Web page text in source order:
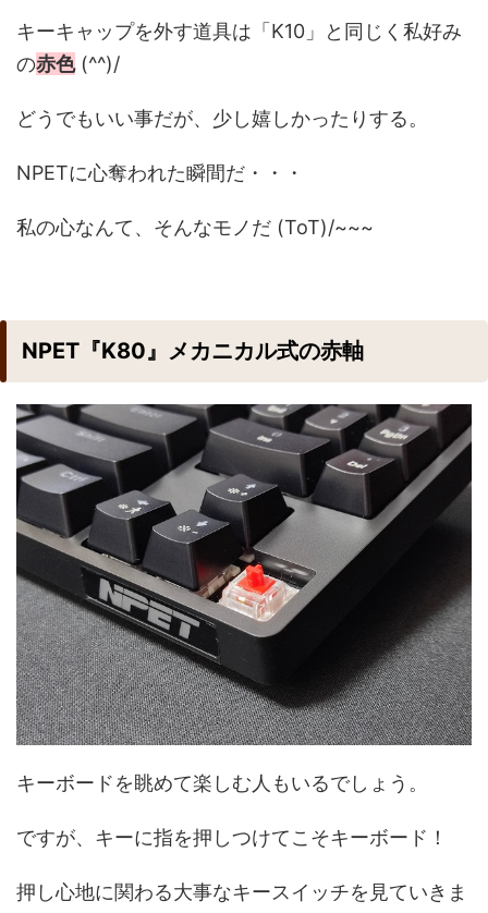
キーキャップを外す道具は「K10」と同じく私好み
の赤色(^^)/
どうでもいい事だが、少し嬉しかったりする。
NPETに心奪われた瞬間だ・・・
私の心なんて、そんなモノだ (ToT)/~~~
NPET『K80』メカニカル式の赤軸
キーボードを眺めて楽しむ人もいるでしょう。
ですが、キーに指を押しつけてこそキーボード！
押し心地に関わる大事なキースイッチを見ていきま